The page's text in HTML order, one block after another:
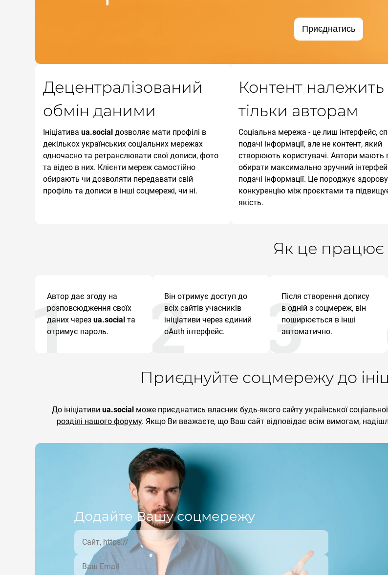
Приєднатись
Децентралізований
обмін даними
Ініціатива ua.social дозволяє мати профілі в
декількох українських соціальних мережах
одночасно та ретранслювати свої дописи, фото
та відео в них. Клієнти мереж самостійно
обирають чи дозволяти передавати свій
профіль та дописи в інші соцмережі, чи ні.
Контент належить
тільки авторам
Соціальна мережа - це лиш інтерфейс,
подачі інформації, але не контент, який
створюють користувачі. Автори мають
обирати максимально зручний
подачі інформації. Це породжує здорову
конкуренцію між проєктами та
якість.
Як це працює
Автор дає згоду на
розповсюдження своїх
даних через ua.social та
отримує пароль.
Він отримує доступ до
всіх сайтів учасників
ініціативи через єдиний
oAuth інтерфейс.
Після створення допису
в одній з соцмереж, він
поширюється в інші
автоматично.
Приєднуйте соцмережу до
До ініціативи ua.social може приєднатись власник будь-якого сайту української
розділі нашого форуму. Якщо Ви вважаєте, що Ваш сайт відповідає всім вимогам,
Додайте Вашу соцмережу